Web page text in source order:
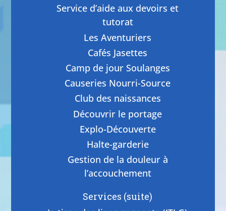
Service d’aide aux devoirs et
tutorat
Les Aventuriers
Cafés Jasettes
Camp de jour Soulanges
Causeries Nourri-Source
Club des naissances
Découvrir le portage
Explo-Découverte
Halte-garderie
Gestion de la douleur à
l’accouchement
Services (suite)